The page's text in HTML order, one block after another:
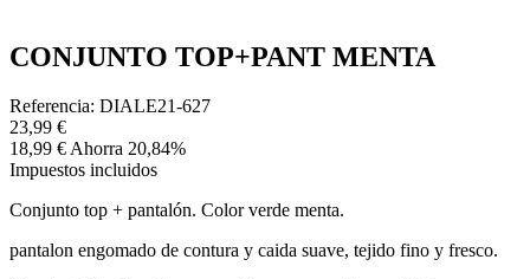
CONJUNTO TOP+PANT MENTA
Referencia: DIALE21-627
23,99 €
18,99 €Ahorra 20,84%
Impuestos incluidos
Conjunto top + pantalón. Color verde menta.
pantalon engomado de contura y caida suave, tejido fino y fresco.